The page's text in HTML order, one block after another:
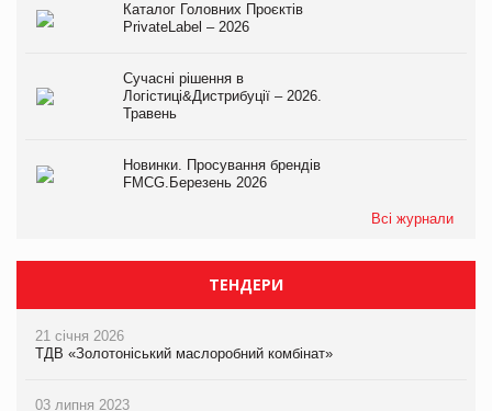
Каталог Головних Проєктів
PrivateLabel – 2026
Сучасні рішення в
Логістиці&Дистрибуції – 2026.
Травень
Новинки. Просування брендів
FMCG.Березень 2026
Всі журнали
ТЕНДЕРИ
21 січня 2026
ТДВ «Золотоніський маслоробний комбінат»
03 липня 2023